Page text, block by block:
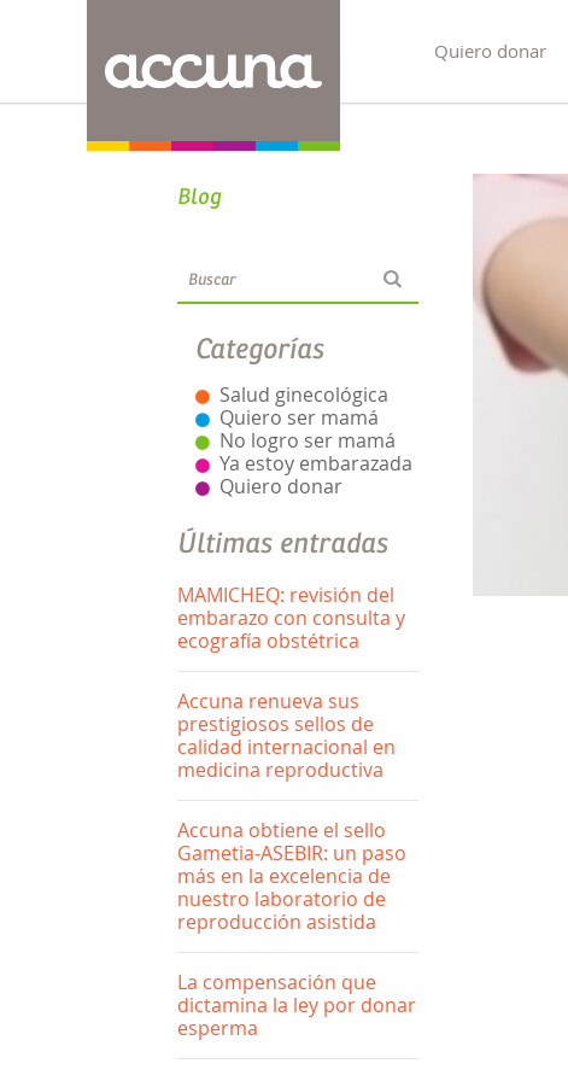
Quiero donar
Blog
Categorías
Salud ginecológica
Quiero ser mamá
No logro ser mamá
Ya estoy embarazada
Quiero donar
Últimas entradas
MAMICHEQ: revisión del
embarazo con consulta y
ecografía obstétrica
Accuna renueva sus
prestigiosos sellos de
calidad internacional en
medicina reproductiva
Accuna obtiene el sello
Gametia-ASEBIR: un paso
más en la excelencia de
nuestro laboratorio de
reproducción asistida
La compensación que
dictamina la ley por donar
esperma